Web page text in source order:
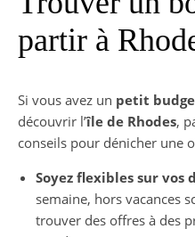
partir à
Si vous avez un petit
découvrir l’île de Rhodes,
conseils pour dénicher une
Soyez flexibles sur vos
semaine, hors vacances
trouver des offres à des